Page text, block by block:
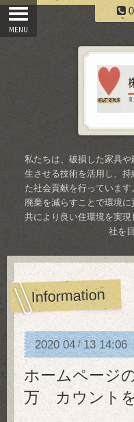
私たちは、破損した家具
生させる技術を活用し、
た社会貢献を行っています
廃棄を減らすことで環境
共により良い住環境を実
社を
Information
2020 04/13 14:06
ホームページ
万 カウント